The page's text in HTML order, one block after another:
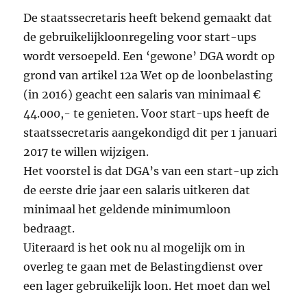
De staatssecretaris heeft bekend gemaakt dat
de gebruikelijkloonregeling voor start-ups
wordt versoepeld. Een ‘gewone’ DGA wordt op
grond van artikel 12a Wet op de loonbelasting
(in 2016) geacht een salaris van minimaal €
44.000,- te genieten. Voor start-ups heeft de
staatssecretaris aangekondigd dit per 1 januari
2017 te willen wijzigen.
Het voorstel is dat DGA’s van een start-up zich
de eerste drie jaar een salaris uitkeren dat
minimaal het geldende minimumloon
bedraagt.
Uiteraard is het ook nu al mogelijk om in
overleg te gaan met de Belastingdienst over
een lager gebruikelijk loon. Het moet dan wel